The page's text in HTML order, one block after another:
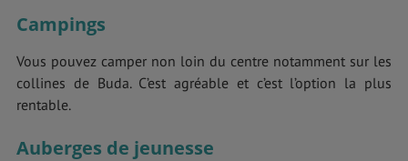
Campings
Vous pouvez camper non loin du centre notamment sur les
collines de Buda. C’est agréable et c’est l’option la plus
rentable.
Auberges de jeunesse